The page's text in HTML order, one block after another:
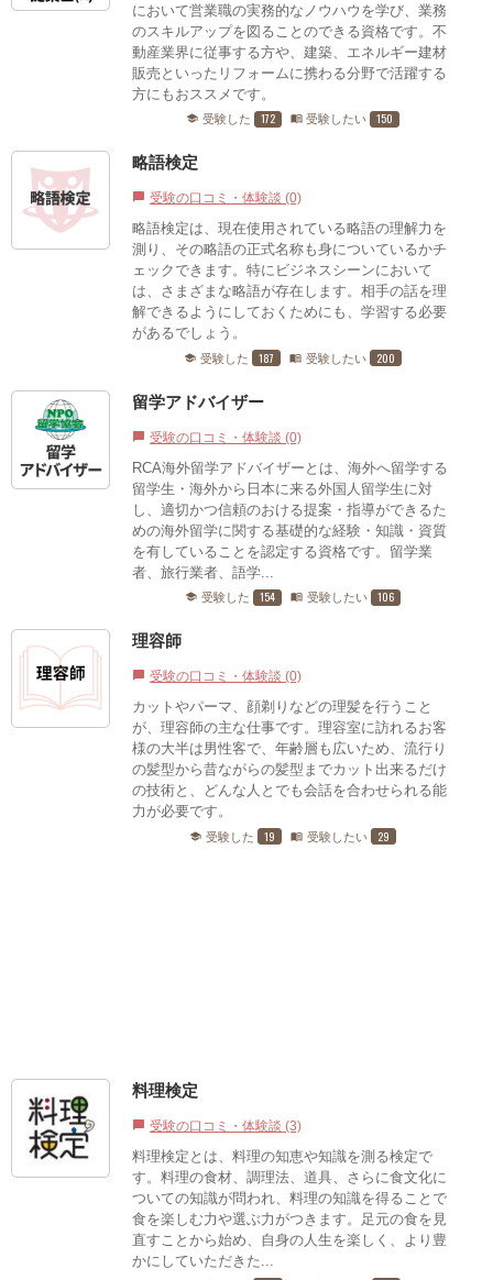
において営業職の実務的なノウハウを学び、業務
のスキルアップを図ることのできる資格です。不
動産業界に従事する方や、建築、エネルギー建材
販売といったリフォームに携わる分野で活躍する
方にもおススメです。
school 受験した 172 menu_book 受験したい 150
略語検定
chat_bubble 受験の口コミ・体験談 (0)
略語検定は、現在使用されている略語の理解力を
測り、その略語の正式名称も身についているかチ
ェックできます。特にビジネスシーンにおいて
は、さまざまな略語が存在します。相手の話を理
解できるようにしておくためにも、学習する必要
があるでしょう。
school 受験した 187 menu_book 受験したい 200
留学アドバイザー
chat_bubble 受験の口コミ・体験談 (0)
RCA海外留学アドバイザーとは、海外へ留学する
留学生・海外から日本に来る外国人留学生に対
し、適切かつ信頼のおける提案・指導ができるた
めの海外留学に関する基礎的な経験・知識・資質
を有していることを認定する資格です。留学業
者、旅行業者、語学...
school 受験した 154 menu_book 受験したい 106
理容師
chat_bubble 受験の口コミ・体験談 (0)
カットやパーマ、顔剃りなどの理髪を行うこと
が、理容師の主な仕事です。理容室に訪れるお客
様の大半は男性客で、年齢層も広いため、流行り
の髪型から昔ながらの髪型までカット出来るだけ
の技術と、どんな人とでも会話を合わせられる能
力が必要です。
school 受験した 19 menu_book 受験したい 29
料理検定
chat_bubble 受験の口コミ・体験談 (3)
料理検定とは、料理の知恵や知識を測る検定で
す。料理の食材、調理法、道具、さらに食文化に
ついての知識が問われ、料理の知識を得ることで
食を楽しむ力や選ぶ力がつきます。足元の食を見
直すことから始め、自身の人生を楽しく、より豊
かにしていただきた...